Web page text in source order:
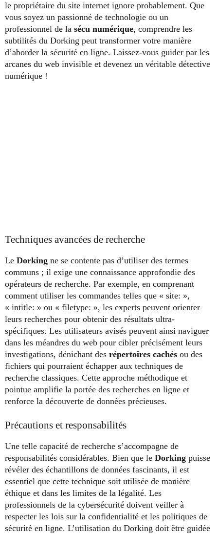
le propriétaire du site internet ignore probablement. Que
vous soyez un passionné de technologie ou un
professionnel de la sécu numérique, comprendre les
subtilités du Dorking peut transformer votre manière
d’aborder la sécurité en ligne. Laissez-vous guider par les
arcanes du web invisible et devenez un véritable détective
numérique !
Techniques avancées de recherche
Le Dorking ne se contente pas d’utiliser des termes
communs ; il exige une connaissance approfondie des
opérateurs de recherche. Par exemple, en comprenant
comment utiliser les commandes telles que « site: »,
« intitle: » ou « filetype: », les experts peuvent orienter
leurs recherches pour obtenir des résultats ultra-
spécifiques. Les utilisateurs avisés peuvent ainsi naviguer
dans les méandres du web pour cibler précisément leurs
investigations, dénichant des répertoires cachés ou des
fichiers qui pourraient échapper aux techniques de
recherche classiques. Cette approche méthodique et
pointue amplifie la portée des recherches en ligne et
renforce la découverte de données précieuses.
Précautions et responsabilités
Une telle capacité de recherche s’accompagne de
responsabilités considérables. Bien que le Dorking puisse
révéler des échantillons de données fascinants, il est
essentiel que cette technique soit utilisée de manière
éthique et dans les limites de la légalité. Les
professionnels de la cybersécurité doivent veiller à
respecter les lois sur la confidentialité et les politiques de
sécurité en ligne. L’utilisation du Dorking doit être guidée